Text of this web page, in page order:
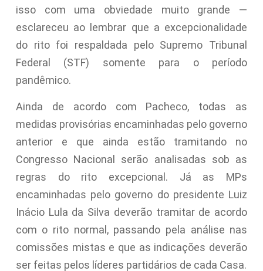
isso com uma obviedade muito grande —
esclareceu ao lembrar que a excepcionalidade
do rito foi respaldada pelo Supremo Tribunal
Federal (STF) somente para o período
pandêmico.
Ainda de acordo com Pacheco, todas as
medidas provisórias encaminhadas pelo governo
anterior e que ainda estão tramitando no
Congresso Nacional serão analisadas sob as
regras do rito excepcional. Já as MPs
encaminhadas pelo governo do presidente Luiz
Inácio Lula da Silva deverão tramitar de acordo
com o rito normal, passando pela análise nas
comissões mistas e que as indicações deverão
ser feitas pelos líderes partidários de cada Casa.